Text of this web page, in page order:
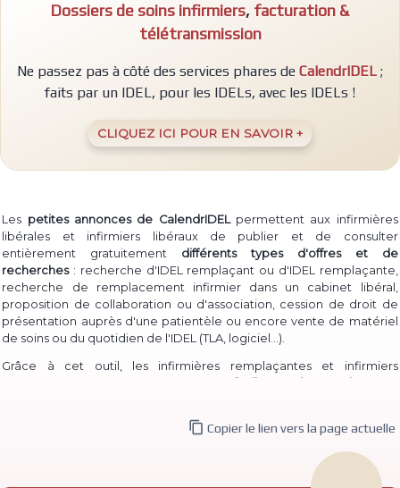
Dossiers de soins infirmiers, facturation &
télétransmission
Ne passez pas à côté des services phares de CalendrIDEL ;
faits par un IDEL, pour les IDELs, avec les IDELs !
CLIQUEZ ICI POUR EN SAVOIR +
Les petites annonces de CalendrIDELpermettent aux infirmières
libérales et infirmiers libéraux de publier et de consulter
entièrement gratuitement différents types d'offres et de
recherches: recherche d'IDEL remplaçant ou d'IDEL remplaçante,
recherche de remplacement infirmier dans un cabinet libéral,
proposition de collaboration ou d'association, cession de droit de
présentation auprès d'une patientèle ou encore vente de matériel
de soins ou du quotidien de l'IDEL (TLA, logiciel...)
Grâce à cet outil, les infirmières remplaçantes et infirmiers
consulter les annonces de recherche
remplaçante et d'infirmier libéral remplaçant déjà publiées.
De même, des infirmières ou infirmiers titulaires peuvent aisément
recherche de collaborateur ou de collaboratrice
, ou
 Copier le lien vers la page actuelle